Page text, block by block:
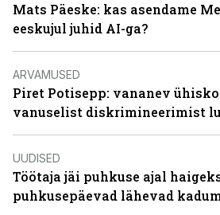
Mats Päeske: kas asendame
eeskujul juhid AI-ga?
ARVAMUSED
Piret Potisepp: vananev
vanuselist diskrimineerimist
UUDISED
Töötaja jäi puhkuse ajal
puhkusepäevad lähevad